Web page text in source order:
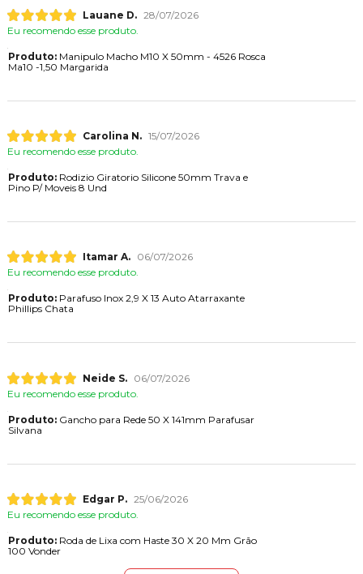
Lauane D. 28/07/2026
Eu recomendo esse produto.
Produto:Manipulo Macho M10 X 50mm - 4526 Rosca
Ma10 -1,50 Margarida
Carolina N. 15/07/2026
Eu recomendo esse produto.
Produto:Rodizio Giratorio Silicone 50mm Trava e
Pino P/ Moveis 8 Und
Itamar A.
06/07/2026
Eu recomendo esse produto.
Produto:Parafuso Inox 2,9 X 13 Auto Atarraxante
Phillips Chata
Neide S.
06/07/2026
Eu recomendo esse produto.
Produto:Gancho para Rede 50 X 141mm Parafusar
Silvana
Edgar P. 25/06/2026
Eu recomendo esse produto.
Produto:Roda de Lixa com Haste 30 X 20 Mm Grão
100 Vonder